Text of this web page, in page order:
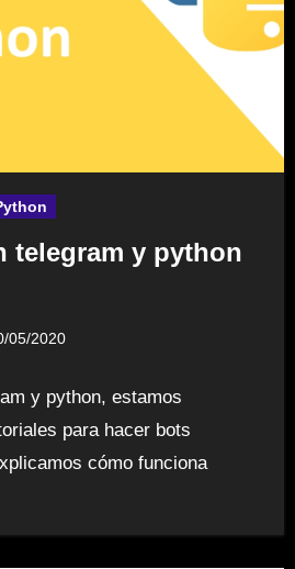
telegram y python
05/2020
y python, estamos
para hacer bots
cómo funciona